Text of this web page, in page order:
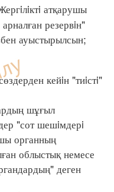
атқарушы
резервiн"
ауыстырылсын;
кейiн "тиiстi"
шұғыл
"сот шешiмдерi
органның
облыстық немесе
деген